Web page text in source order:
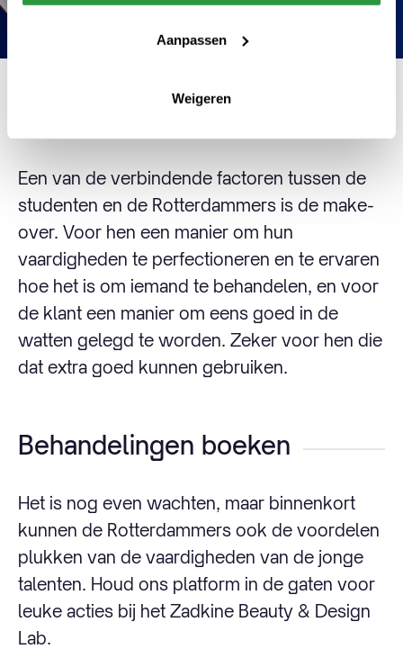
Aanpassen
Weigeren
Een van de verbindende factoren tussen de
studenten en de Rotterdammers is de make-
over. Voor hen een manier om hun
vaardigheden te perfectioneren en te ervaren
hoe het is om iemand te behandelen, en voor
de klant een manier om eens goed in de
watten gelegd te worden. Zeker voor hen die
dat extra goed kunnen gebruiken.
Behandelingen boeken
Het is nog even wachten, maar binnenkort
kunnen de Rotterdammers ook de voordelen
plukken van de vaardigheden van de jonge
talenten. Houd ons platform in de gaten voor
leuke acties bij het Zadkine Beauty & Design
Lab.